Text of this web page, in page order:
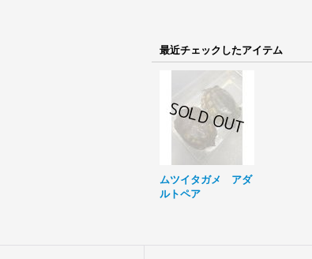
最近チェックしたアイテム
ムツイタガメ アダ
ルトペア